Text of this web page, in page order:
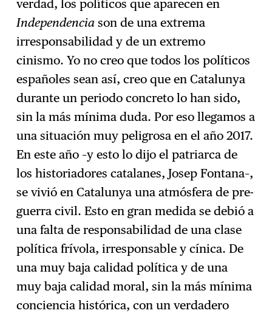
verdad, los políticos que aparecen en
Independencia son de una extrema
irresponsabilidad y de un extremo
cinismo. Yo no creo que todos los políticos
españoles sean así, creo que en Catalunya
durante un periodo concreto lo han sido,
sin la más mínima duda. Por eso llegamos a
una situación muy peligrosa en el año 2017.
En este año –y esto lo dijo el patriarca de
los historiadores catalanes, Josep Fontana–,
se vivió en Catalunya una atmósfera de pre-
guerra civil. Esto en gran medida se debió a
una falta de responsabilidad de una clase
política frívola, irresponsable y cínica. De
una muy baja calidad política y de una
muy baja calidad moral, sin la más mínima
conciencia histórica, con un verdadero